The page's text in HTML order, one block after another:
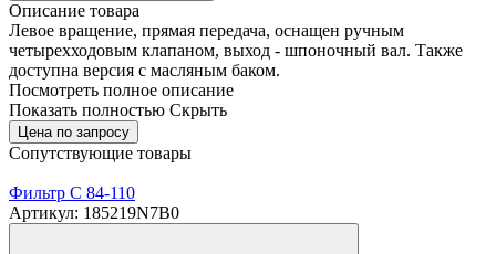
Описание товара
Левое вращение, прямая передача, оснащен ручным
четырехходовым клапаном, выход - шпоночный вал. Также
доступна версия с масляным баком.
Посмотреть полное описание
Показать полностью Скрыть
Цена по запросу
Сопутствующие товары
Фильтр C 84-110
Артикул: 185219N7B0